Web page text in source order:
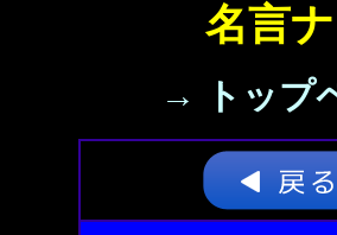
名言
→ トップ